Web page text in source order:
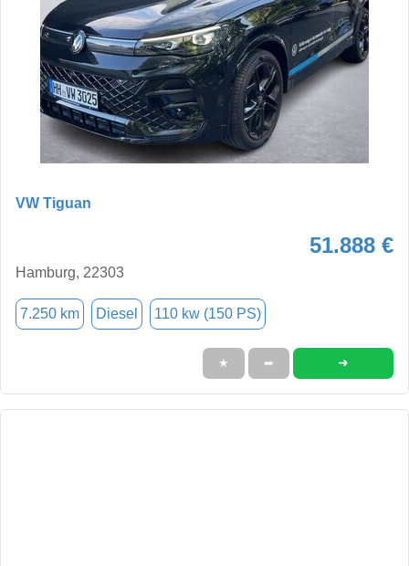
VW Tiguan
51.888 €
Hamburg, 22303
7.250 km Diesel 110 kw (150 PS)
★ ➦ ➜